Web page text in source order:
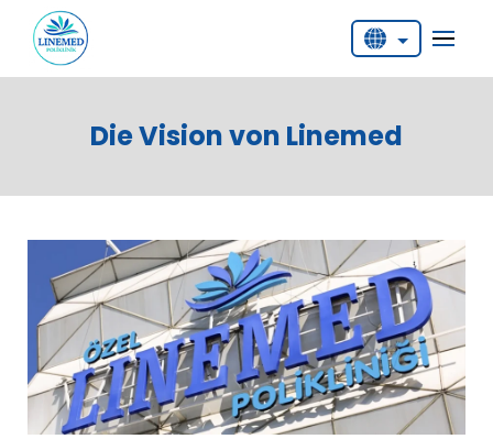
English
Türkçe
Die Vision von Linemed